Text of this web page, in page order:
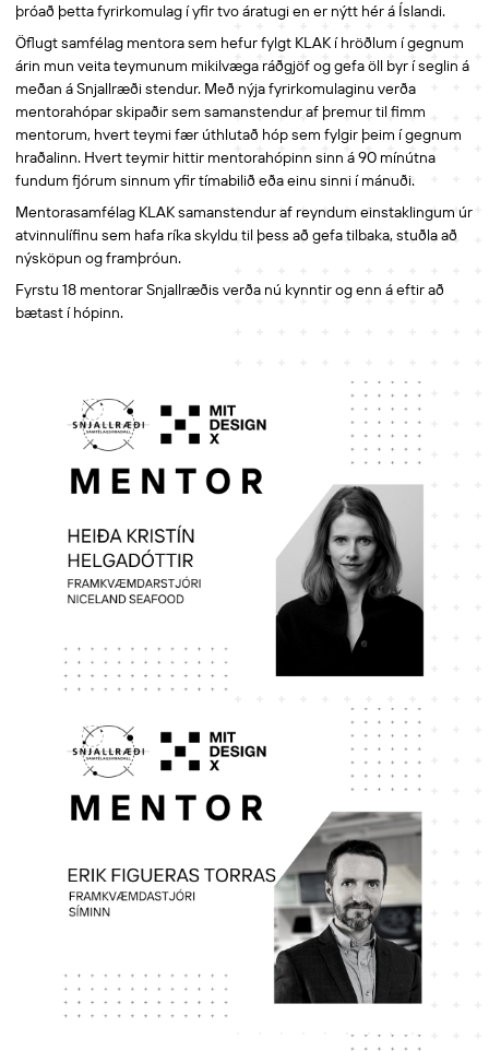
þróað þetta fyrirkomulag í yfir tvo áratugi en er nýtt hér á Íslandi.
Öflugt samfélag mentora sem hefur fylgt KLAK í hröðlum í gegnum
árin mun veita teymunum mikilvæga ráðgjöf og gefa öll byr í seglin á
meðan á Snjallræði stendur. Með nýja fyrirkomulaginu verða
mentorahópar skipaðir sem samanstendur af þremur til fimm
mentorum, hvert teymi fær úthlutað hóp sem fylgir þeim í gegnum
hraðalinn. Hvert teymir hittir mentorahópinn sinn á 90 mínútna
fundum fjórum sinnum yfir tímabilið eða einu sinni í mánuði.
Mentorasamfélag KLAK samanstendur af reyndum einstaklingum úr
atvinnulífinu sem hafa ríka skyldu til þess að gefa tilbaka, stuðla að
nýsköpun og framþróun.
Fyrstu 18 mentorar Snjallræðis verða nú kynntir og enn á eftir að
bætast í hópinn.